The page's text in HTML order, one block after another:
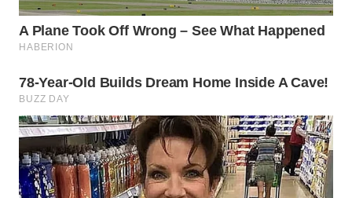
LAWAS
WN
WN
CIANJUR
WN
KEPULAUAN